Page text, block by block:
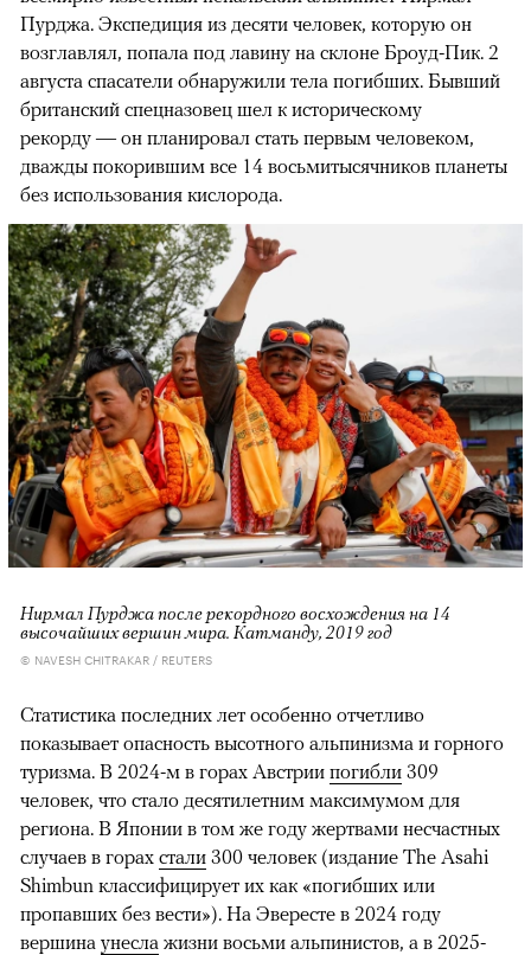
Пурджа. Экспедиция из десяти человек, которую он
возглавлял, попала под лавину на склоне Броуд-Пик. 2
августа спасатели обнаружили тела погибших. Бывший
британский спецназовец шел к историческому
рекорду — он планировал стать первым человеком,
дважды покорившим все 14 восьмитысячников планеты
без использования кислорода.
Нирмал Пурджа после рекордного восхождения на 14
высочайших вершин мира. Катманду, 2019 год
© NAVESH CHITRAKAR / REUTERS
Статистика последних лет особенно отчетливо
показывает опасность высотного альпинизма и горного
туризма. В 2024-м в горах Австрии погибли 309
человек, что стало десятилетним максимумом для
региона. В Японии в том же году жертвами несчастных
случаев в горах стали 300 человек (издание The Asahi
Shimbun классифицирует их как «погибших или
пропавших без вести»). На Эвересте в 2024 году
вершина унесла жизни восьми альпинистов, а в 2025-